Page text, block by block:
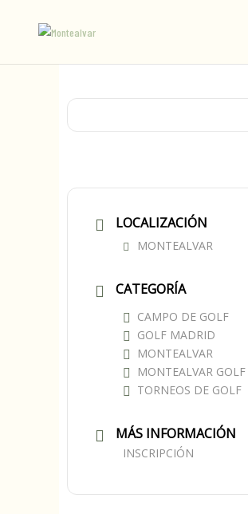
LOCALIZACIÓN
MONTEALVAR
CATEGORÍA
CAMPO DE GOLF
GOLF MADRID
MONTEALVAR
MONTEALVAR GOLF
TORNEOS DE GOLF
MÁS INFORMACIÓN
INSCRIPCIÓN